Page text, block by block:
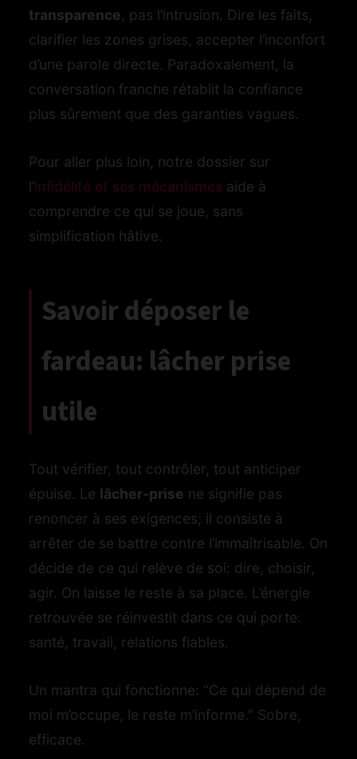
transparence, pas l’intrusion. Dire les faits,
clarifier les zones grises, accepter l’inconfort
d’une parole directe. Paradoxalement, la
conversation franche rétablit la confiance
plus sûrement que des garanties vagues.
Pour aller plus loin, notre dossier sur
l’infidélité et ses mécanismes aide à
comprendre ce qui se joue, sans
simplification hâtive.
Savoir déposer le
fardeau: lâcher prise
utile
Tout vérifier, tout contrôler, tout anticiper
épuise. Le lâcher-prise ne signifie pas
renoncer à ses exigences; il consiste à
arrêter de se battre contre l’immaîtrisable. On
décide de ce qui relève de soi: dire, choisir,
agir. On laisse le reste à sa place. L’énergie
retrouvée se réinvestit dans ce qui porte:
santé, travail, relations fiables.
Un mantra qui fonctionne: “Ce qui dépend de
moi m’occupe, le reste m’informe.” Sobre,
efficace.